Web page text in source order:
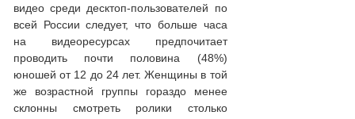
видео среди десктоп-пользователей по
всей России следует, что больше часа
на видеоресурсах предпочитает
проводить почти половина (48%)
юношей от 12 до 24 лет. Женщины в той
же возрастной группы гораздо менее
склонны смотреть ролики столько